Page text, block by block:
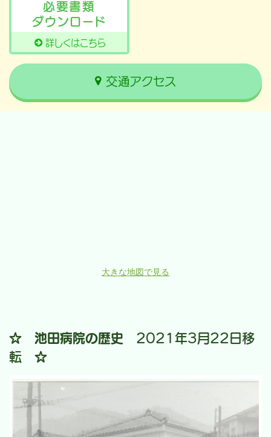
必要書類
ダウンロード
詳しくはこちら
交通アクセス
大きな地図で見る
☆ 池田病院の歴史 2021年3月22日移
転 ☆